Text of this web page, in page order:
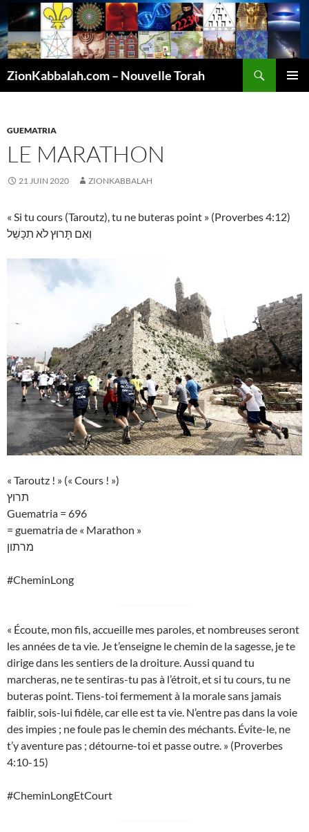
ZionKabbalah.com – Nouvelle Torah
GUEMATRIA
LE MARATHON
21 JUIN 2020 ZIONKABBALAH
« Si tu cours (Taroutz), tu ne buteras point » (Proverbes 4:12)
וְאִם תָּרוּץ לֹא תִכָּשֵׁל
« Taroutz ! » (« Cours ! »)
תרוץ
Guematria = 696
= guematria de « Marathon »
מרתון
#CheminLong
« Écoute, mon fils, accueille mes paroles, et nombreuses seront
les années de ta vie. Je t’enseigne le chemin de la sagesse, je te
dirige dans les sentiers de la droiture. Aussi quand tu
marcheras, ne te sentiras-tu pas à l’étroit, et si tu cours, tu ne
buteras point. Tiens-toi fermement à la morale sans jamais
faiblir, sois-lui fidèle, car elle est ta vie. N’entre pas dans la voie
des impies ; ne foule pas le chemin des méchants. Évite-le, ne
t’y aventure pas ; détourne-toi et passe outre. » (Proverbes
4:10-15)
#CheminLongEtCourt